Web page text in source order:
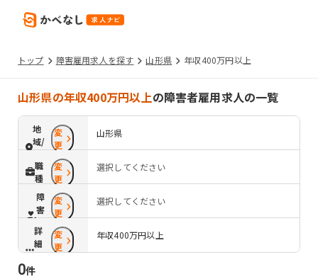
トップ 障害雇用求人を探す 山形県 年収400万円以上
山形県の年収400万円以上の障害者雇用求人の一覧
地
域/
路
線
変
更
山形県
職
種
変
更
選択してください
障
害
配
慮
変
更
選択してください
詳
細
条
件
変
更
年収400万円以上
0件